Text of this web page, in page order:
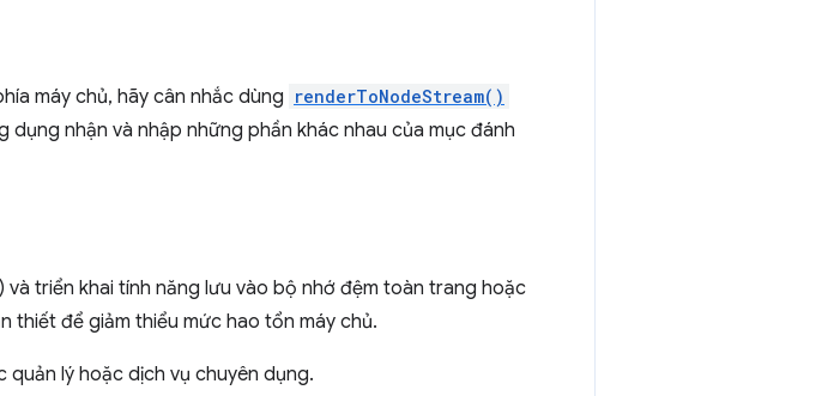
máy chủ, hãy cân nhắc dùng renderToNodeStream()
dụng nhận và nhập những phần khác nhau của mục đánh
triển khai tính năng lưu vào bộ nhớ đệm toàn trang hoặc
thiết để giảm thiểu mức hao tổn máy chủ.
lý hoặc dịch vụ chuyên dụng.